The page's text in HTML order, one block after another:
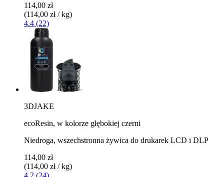
114,00 zł
(114,00 zł / kg)
4.4 (22)
3DJAKE
ecoResin, w kolorze głębokiej czerni
Niedroga, wszechstronna żywica do drukarek LCD i DLP
114,00 zł
(114,00 zł / kg)
4.2 (24)